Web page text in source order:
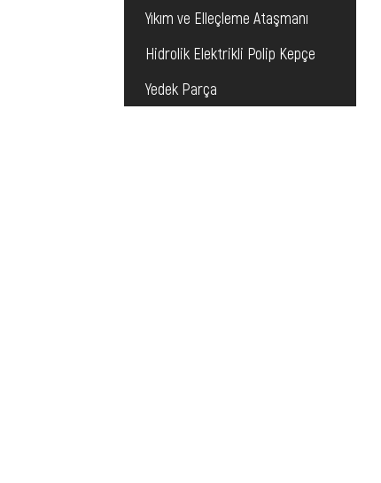
Yıkım ve Elleçleme Ataşmanı
Hidrolik Elektrikli Polip Kepçe
Yedek Parça